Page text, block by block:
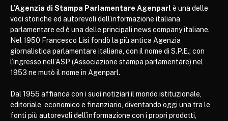
L’Agenzia di Stampa Parlamentare Agenparl è una delle
voci storiche ed autorevoli dell’informazione italiana
parlamentare ed è una delle principali news company italiane.
Nel 1950 Francesco Lisi fondò la più antica Agenzia
giornalistica parlamentare italiana, con il nome di S.P.E.; con
l’ingresso nell’ASP (Associazione stampa parlamentare) nel
1953 ne mutò il nome in Agenparl.
Dal 1955 affianca con i suoi notiziari il mondo istituzionale,
editoriale, economico e finanziario, diventando oggi una tra le
fonti più autorevoli dell’informazione con i propri prodotti,